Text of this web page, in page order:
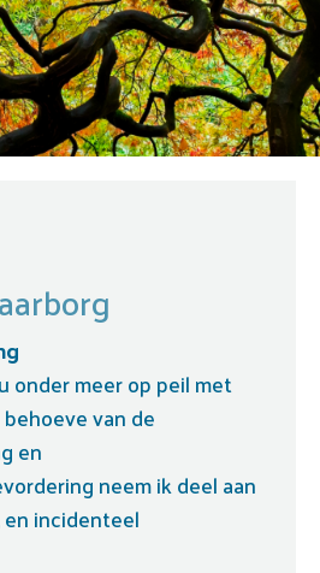
onder meer op peil met
van de
en
neem ik deel aan
incidenteel